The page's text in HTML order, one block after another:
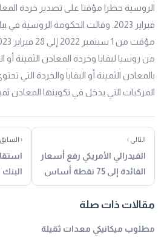
الروسية حظرا مؤقتا على تصدير خردة
فبراير 2023. وقالت الحكومة
من روسيا لبقايا وخردة المعادن الثمينة
بالمعادن الثمينة أو البقايا والخردة التي
المركبات التي يدخل في تكوينها المعادن
التالي ›
الفيدرالي الأمريكي رفع أسعار
الفائدة إلى 75 نقطة أساس
‹ السابق
البنك
مقالات ذات صلة
مطلوب ميكانيكي معدات ثقيلة